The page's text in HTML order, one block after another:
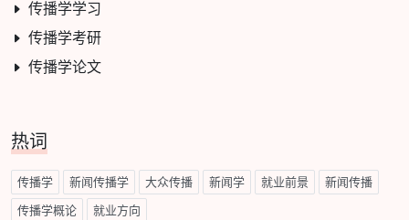
传播学学习
传播学考研
传播学论文
热词
传播学 新闻传播学 大众传播 新闻学 就业前景 新闻传播
传播学概论 就业方向